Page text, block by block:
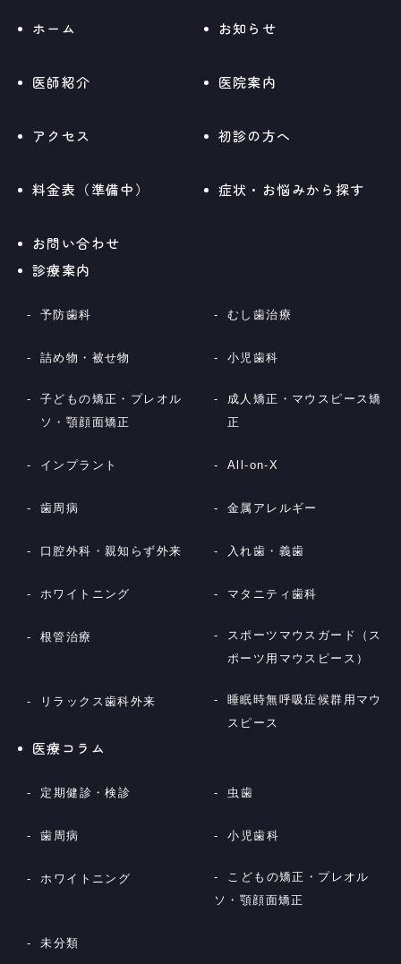
ホーム お知らせ
医師紹介 医院案内
アクセス 初診の方へ
料金表（準備中） 症状・お悩みから探す
お問い合わせ
診療案内
予防歯科 むし歯治療
詰め物・被せ物 小児歯科
子どもの矯正・プレオル
ソ・顎顔面矯正
成人矯正・マウスピース矯
正
インプラント All-on-X
歯周病 金属アレルギー
口腔外科・親知らず外来 入れ歯・義歯
ホワイトニング マタニティ歯科
根管治療
スポーツマウスガード（ス
ポーツ用マウスピース）
リラックス歯科外来
睡眠時無呼吸症候群用マウ
スピース
医療コラム
定期健診・検診 虫歯
歯周病 小児歯科
ホワイトニング
こどもの矯正・プレオル
ソ・顎顔面矯正
未分類